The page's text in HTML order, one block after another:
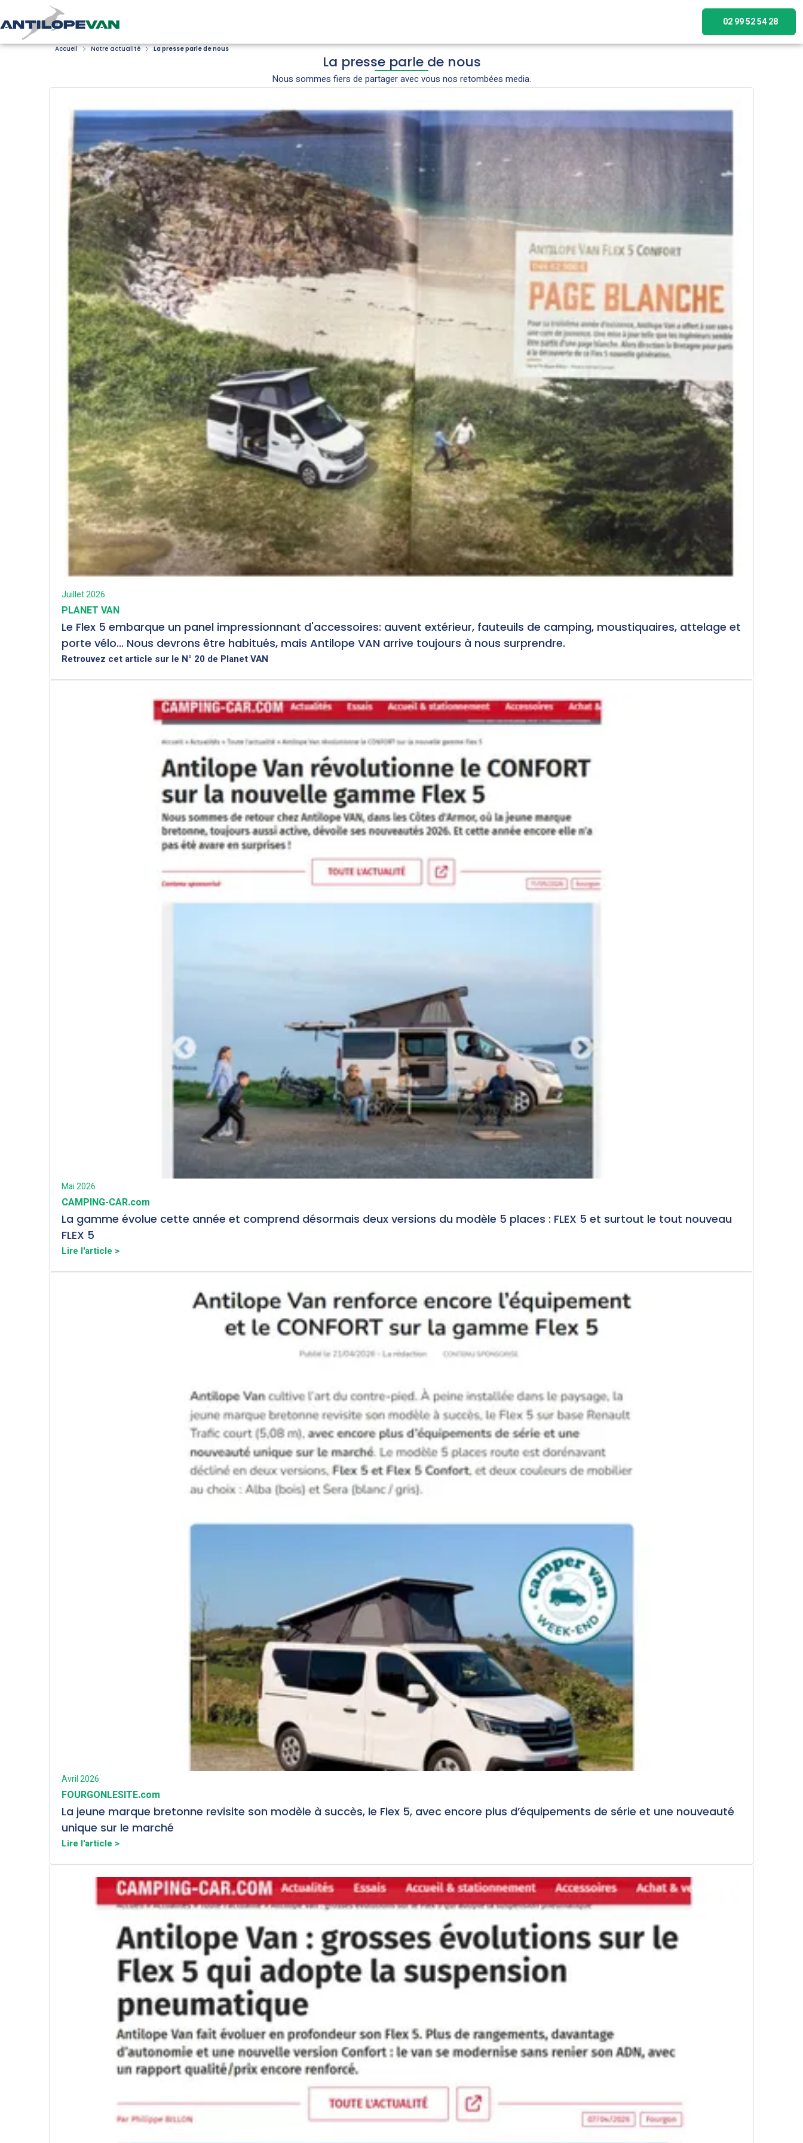
02 99 52 54 28
Accueil Notre actualité La presse parle de nous
La presse parle de nous
Nous sommes fiers de partager avec vous nos retombées media.
Juillet 2026
PLANET VAN
Le Flex 5 embarque un panel impressionnant d'accessoires: auvent extérieur, fauteuils de camping, moustiquaires, attelage et
porte vélo... Nous devrons être habitués, mais Antilope VAN arrive toujours à nous surprendre.
Retrouvez cet article sur le N° 20 de Planet VAN
Mai 2026
CAMPING-CAR.com
La gamme évolue cette année et comprend désormais deux versions du modèle 5 places : FLEX 5 et surtout le tout nouveau
FLEX 5
Lire l'article >
Avril 2026
FOURGONLESITE.com
La jeune marque bretonne revisite son modèle à succès, le Flex 5, avec encore plus d’équipements de série et une nouveauté
unique sur le marché
Lire l'article >